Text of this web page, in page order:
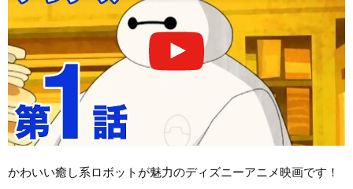
かわいい癒し系ロボットが魅力のディズニーアニメ映画です！